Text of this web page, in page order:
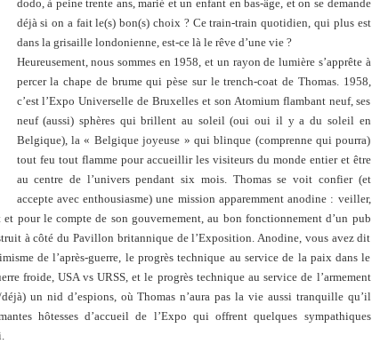
dodo, à peine trente ans, marié et un enfant en bas-âge, et on se demande
déjà si on a fait le(s) bon(s) choix ? Ce train-train quotidien, qui plus est
dans la grisaille londonienne, est-ce là le rêve d’une vie ?
Heureusement, nous sommes en 1958, et un rayon de lumière s’apprête à
percer la chape de brume qui pèse sur le trench-coat de Thomas. 1958,
c’est l’Expo Universelle de Bruxelles et son Atomium flambant neuf, ses
neuf (aussi) sphères qui brillent au soleil (oui oui il y a du soleil en
Belgique), la « Belgique joyeuse » qui blinque (comprenne qui pourra)
tout feu tout flamme pour accueillir les visiteurs du monde entier et être
au centre de l’univers pendant six mois. Thomas se voit confier (et
accepte avec enthousiasme) une mission apparemment anodine : veiller,
pour le compte de son gouvernement, au bon fonctionnement d’un pub
à côté du Pavillon britannique de l’Exposition. Anodine, vous avez dit
de l’après-guerre, le progrès technique au service de la paix dans le
froide, USA vs URSS, et le progrès technique au service de l’armement
un nid d’espions, où Thomas n’aura pas la vie aussi tranquille qu’il
hôtesses d’accueil de l’Expo qui offrent quelques sympathiques